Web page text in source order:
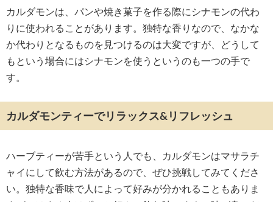
カルダモンは、パンや焼き菓子を作る際にシナモンの代わ
りに使われることがあります。独特な香りなので、なかな
か代わりとなるものを見つけるのは大変ですが、どうして
もという場合にはシナモンを使うというのも一つの手で
す。
カルダモンティーでリラックス&リフレッシュ
ハーブティーが苦手という人でも、カルダモンはマサラチ
ャイにして飲む方法があるので、ぜひ挑戦してみてくださ
い。独特な香味で人によって好みが分かれることもありま